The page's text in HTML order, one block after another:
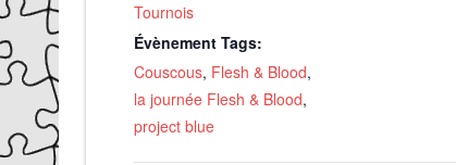
Tournois
Évènement Tags:
Couscous, Flesh & Blood,
la journée Flesh & Blood,
project blue